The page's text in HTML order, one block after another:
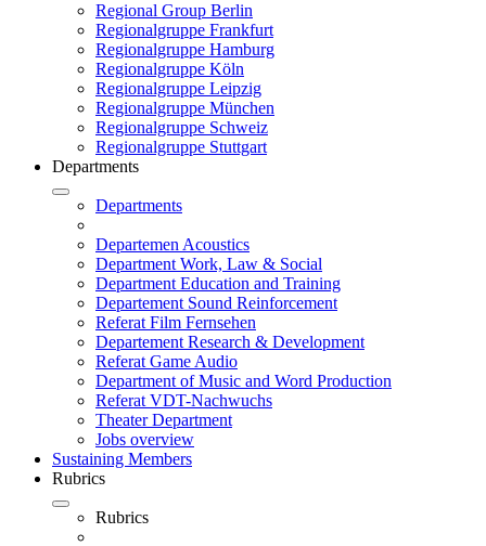
Regional Group Berlin
Regionalgruppe Frankfurt
Regionalgruppe Hamburg
Regionalgruppe Köln
Regionalgruppe Leipzig
Regionalgruppe München
Regionalgruppe Schweiz
Regionalgruppe Stuttgart
Departments
Departments
Departemen Acoustics
Department Work, Law & Social
Department Education and Training
Departement Sound Reinforcement
Referat Film Fernsehen
Departement Research & Development
Referat Game Audio
Department of Music and Word Production
Referat VDT-Nachwuchs
Theater Department
Jobs overview
Sustaining Members
Rubrics
Rubrics